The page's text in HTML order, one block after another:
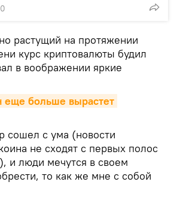
растущий на протяжении
курс криптовалюты будил
в воображении яркие
еще больше вырастет
сошел с ума (новости
не сходят с первых полос
и люди мечутся в своем
то как же мне с собой